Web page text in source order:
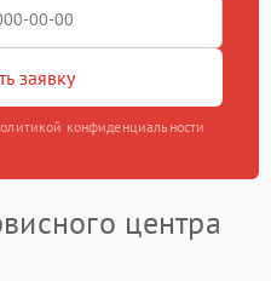
заявку
конфиденциальности
центра